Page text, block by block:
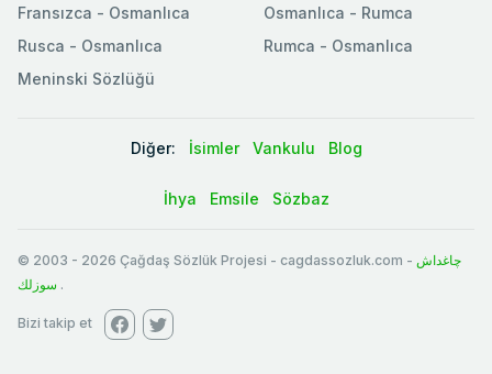
Fransızca - Osmanlıca
Rusca - Osmanlıca
Meninski Sözlüğü
Osmanlıca - Rumca
Rumca - Osmanlıca
Diğer: İsimler Vankulu Blog
İhya Emsile Sözbaz
© 2003 - 2026 Çağdaş Sözlük Projesi - cagdassozluk.com - چاغداش
سوزلك .
Bizi takip et